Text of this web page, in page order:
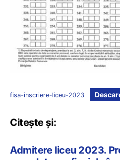
fisa-inscriere-liceu-2023
Citește și:
Admitere liceu 2023.